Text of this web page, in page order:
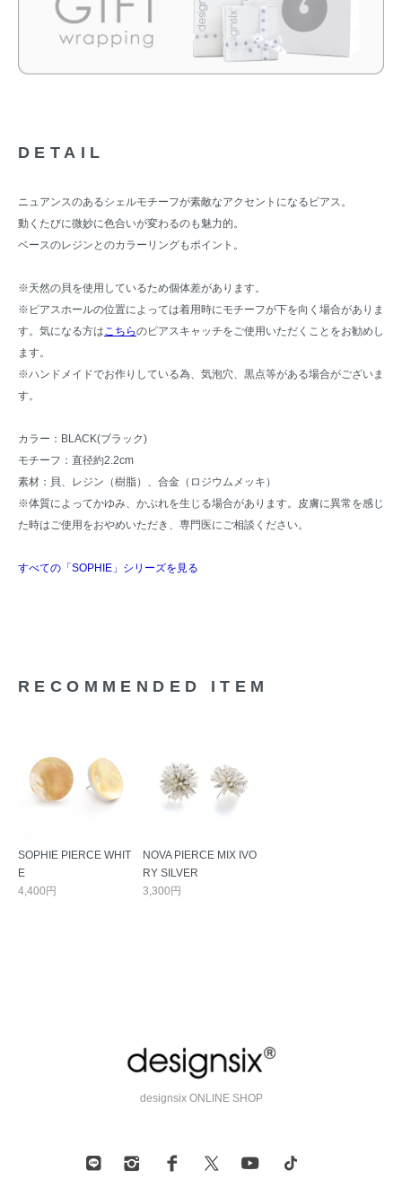
DETAIL
ニュアンスのあるシェルモチーフが素敵なアクセントになるピアス。
動くたびに微妙に色合いが変わるのも魅力的。
ベースのレジンとのカラーリングもポイント。
※天然の貝を使用しているため個体差があります。
※ピアスホールの位置によっては着用時にモチーフが下を向く場合がありま
す。気になる方はこちらのピアスキャッチをご使用いただくことをお勧めし
ます。
※ハンドメイドでお作りしている為、気泡穴、黒点等がある場合がございま
す。
カラー：BLACK(ブラック)
モチーフ：直径約2.2cm
素材：貝、レジン（樹脂）、合金（ロジウムメッキ）
※体質によってかゆみ、かぶれを生じる場合があります。皮膚に異常を感じ
た時はご使用をおやめいただき、専門医にご相談ください。
すべての「SOPHIE」シリーズを見る
RECOMMENDED ITEM
SOPHIE PIERCE WHIT
E
4,400円
NOVA PIERCE MIX IVO
RY SILVER
3,300円
designsix ONLINE SHOP